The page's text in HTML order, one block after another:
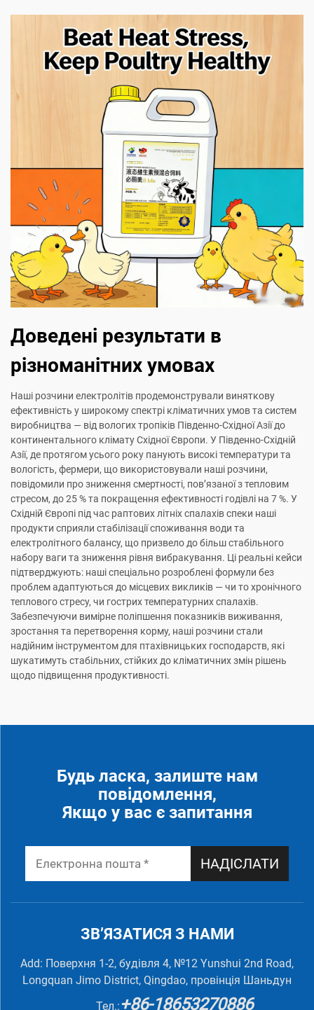
Доведені результати в
різноманітних умовах
Наші розчини електролітів продемонстрували виняткову
ефективність у широкому спектрі кліматичних умов та систем
виробництва — від вологих тропіків Південно-Східної Азії до
континентального клімату Східної Європи. У Південно-Східній
Азії, де протягом усього року панують високі температури та
вологість, фермери, що використовували наші розчини,
повідомили про зниження смертності, пов’язаної з тепловим
стресом, до 25 % та покращення ефективності годівлі на 7 %. У
Східній Європі під час раптових літніх спалахів спеки наші
продукти сприяли стабілізації споживання води та
електролітного балансу, що призвело до більш стабільного
набору ваги та зниження рівня вибракування. Ці реальні кейси
підтверджують: наші спеціально розроблені формули без
проблем адаптуються до місцевих викликів — чи то хронічного
теплового стресу, чи гострих температурних спалахів.
Забезпечуючи вимірне поліпшення показників виживання,
зростання та перетворення корму, наші розчини стали
надійним інструментом для птахівницьких господарств, які
шукатимуть стабільних, стійких до кліматичних змін рішень
щодо підвищення продуктивності.
Будь ласка, залиште нам
повідомлення,
Якщо у вас є запитання
НАДІСЛАТИ
ЗВ’ЯЗАТИСЯ З НАМИ
Add: Поверхня 1-2, будівля 4, №12 Yunshui 2nd Road,
Longquan Jimo District, Qingdao, провінція Шаньдун
Тел.:+86-18653270886